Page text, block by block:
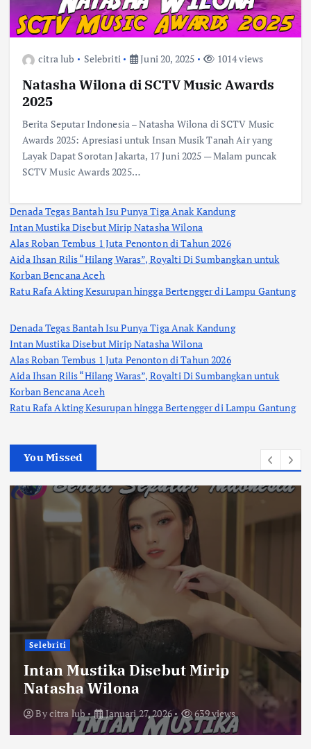
citra lub Selebriti Juni 20, 2025 1014 views
Natasha Wilona di SCTV Music Awards
2025
Berita Seputar Indonesia – Natasha Wilona di SCTV Music
Awards 2025: Apresiasi untuk Insan Musik Tanah Air yang
Layak Dapat Sorotan Jakarta, 17 Juni 2025 — Malam puncak
SCTV Music Awards 2025…
Denada Tegas Bantah Isu Punya Tiga Anak Kandung
Intan Mustika Disebut Mirip Natasha Wilona
Alas Roban Tembus 1 Juta Penonton di Tahun 2026
Aida Ihsan Rilis “Hilang Waras”, Royalti Di Sumbangkan untuk
Korban Bencana Aceh
Ratu Rafa Akting Kesurupan hingga Bertengger di Lampu Gantung
Denada Tegas Bantah Isu Punya Tiga Anak Kandung
Intan Mustika Disebut Mirip Natasha Wilona
Alas Roban Tembus 1 Juta Penonton di Tahun 2026
Aida Ihsan Rilis “Hilang Waras”, Royalti Di Sumbangkan untuk
Korban Bencana Aceh
Ratu Rafa Akting Kesurupan hingga Bertengger di Lampu Gantung
You Missed
Selebriti
Intan Mustika Disebut Mirip
Natasha Wilona
Bycitra lub Januari 27, 2026 639 views